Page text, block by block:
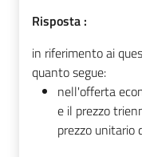
Risposta :
in riferimento ai
quanto segue:
nell'offerta
e il prezzo
prezzo unitario